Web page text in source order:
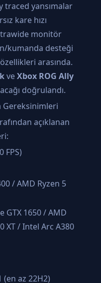
traced yansımalar
kare hızı
monitör
kumanda desteği
arasında.
veXbox ROG Ally
doğrulandı.
Gereksinimleri
açıklanan
FPS)
/ AMD Ryzen 5
GTX 1650 / AMD
XT / Intel Arc A380
az 22H2)